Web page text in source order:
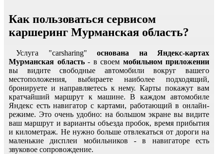
Как пользоваться сервисом
каршеринг Мурманская область?
Услуга "carsharing" основана на Яндекс-картах
Мурманская область- в своем мобильном приложении
вы видите свободные автомобили вокруг вашего
местоположения, выбираете наиболее подходящий,
бронируете и направляетесь к нему. Карты покажут вам
кратчайший маршрут к машине. В каждом автомобиле
Яндекс есть навигатор с картами, работающий в онлайн-
режиме. Это очень удобно: на большом экране вы видите
ваш маршрут и варианты объезда пробок, время прибытия
и километраж. Не нужно больше отвлекаться от дороги на
маленькие дисплеи мобильников - в навигаторе есть
звуковое сопровождение.